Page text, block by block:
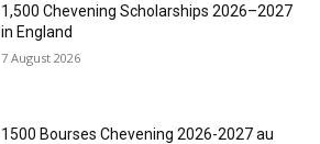
1,500 Chevening Scholarships 2026–2027
in England
7 August 2026
1500 Bourses Chevening 2026-2027 au